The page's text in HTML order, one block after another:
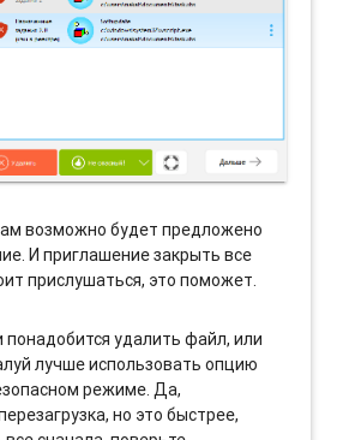
возможно будет предложено
И приглашение закрыть все
прислушаться, это поможет.
понадобится удалить файл, или
лучше использовать опцию
режиме. Да,
но это быстрее,